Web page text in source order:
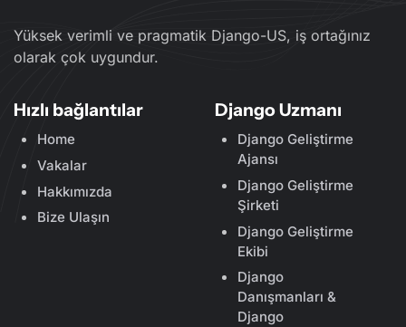
Yüksek verimli ve pragmatik Django-US, iş ortağınız
olarak çok uygundur.
Hızlı bağlantılar
Home
Vakalar
Hakkımızda
Bize Ulaşın
Django Uzmanı
Django Geliştirme
Ajansı
Django Geliştirme
Şirketi
Django Geliştirme
Ekibi
Django
Danışmanları &
Django